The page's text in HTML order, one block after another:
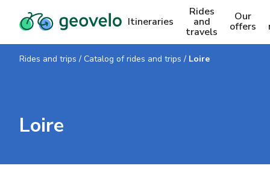
Itineraries
Rides
and
travels
Our
offers
Rides and trips / Catalog of rides and trips / Loire
Loire